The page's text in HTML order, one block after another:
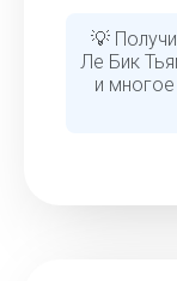
💡
Ле Бик
и